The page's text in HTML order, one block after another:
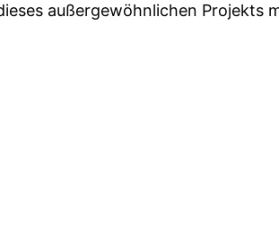
außergewöhnlichen Projekts